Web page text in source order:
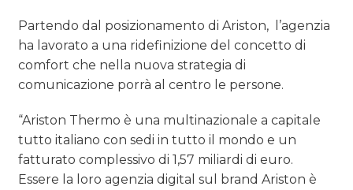
Partendo dal posizionamento di Ariston, l’agenzia
ha lavorato a una ridefinizione del concetto di
comfort che nella nuova strategia di
comunicazione porrà al centro le persone.
“Ariston Thermo è una multinazionale a capitale
tutto italiano con sedi in tutto il mondo e un
fatturato complessivo di 1,57 miliardi di euro.
Essere la loro agenzia digital sul brand Ariston è